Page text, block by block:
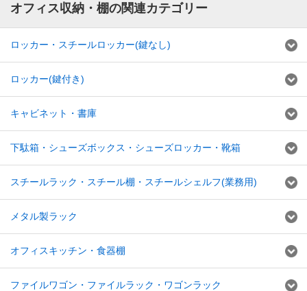
オフィス収納・棚の関連カテゴリー
ロッカー・スチールロッカー(鍵なし)
ロッカー(鍵付き)
キャビネット・書庫
下駄箱・シューズボックス・シューズロッカー・靴箱
スチールラック・スチール棚・スチールシェルフ(業務用)
メタル製ラック
オフィスキッチン・食器棚
ファイルワゴン・ファイルラック・ワゴンラック